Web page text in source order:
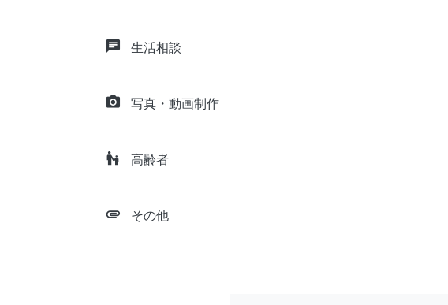
chat 生活相談
camera_alt 写真・動画制作
escalator_warning 高齢者
attachment その他